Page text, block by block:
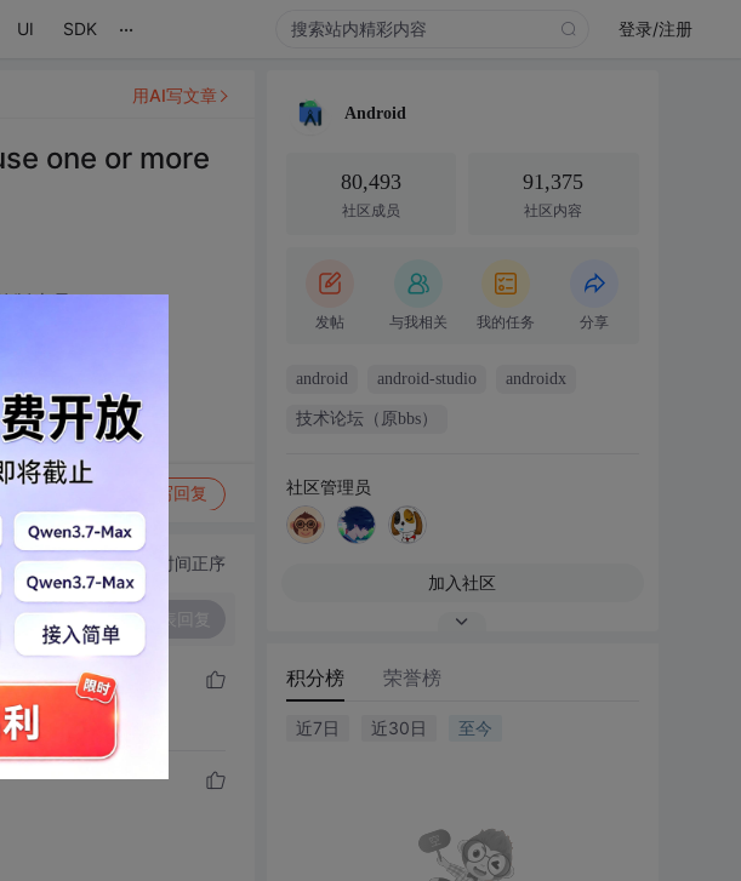
UI SDK ... 登录/注册
one or more
版本是3.5.2
写回复
用AI写文章
切换为时间正序
发表回复
Android
80,493
社区成员
91,375
社区内容
发帖 与我相关 我的任务 分享
android android-studio androidx
技术论坛（原bbs）
社区管理员
加入社区
积分榜 荣誉榜
近7日 近30日 至今